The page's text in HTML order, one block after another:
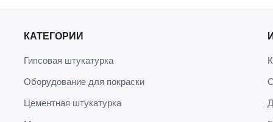
стали, которые сохраняют заточку и
или композитных материалов. Деревянные ручки из ясеня или
и передавать вибрацию при использовании инструмента.
работ и длительного использования, тогда как тяжелые
КАТЕГОРИИ
Гипсовая штукатурка
Оборудование для покраски
Цементная штукатурка